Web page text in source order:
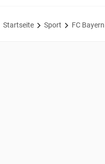
Startseite Sport FC